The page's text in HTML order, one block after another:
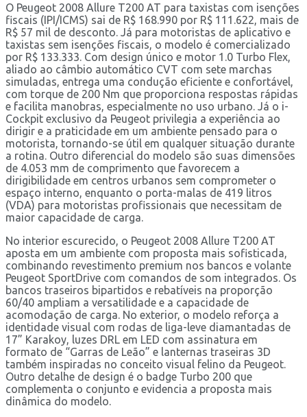
O Peugeot 2008 Allure T200 AT para taxistas com isenções
fiscais (IPI/ICMS) sai de R$ 168.990 por R$ 111.622, mais de
R$ 57 mil de desconto. Já para motoristas de aplicativo e
taxistas sem isenções fiscais, o modelo é comercializado
por R$ 133.333. Com design único e motor 1.0 Turbo Flex,
aliado ao câmbio automático CVT com sete marchas
simuladas, entrega uma condução eficiente e confortável,
com torque de 200 Nm que proporciona respostas rápidas
e facilita manobras, especialmente no uso urbano. Já o i-
Cockpit exclusivo da Peugeot privilegia a experiência ao
dirigir e a praticidade em um ambiente pensado para o
motorista, tornando-se útil em qualquer situação durante
a rotina. Outro diferencial do modelo são suas dimensões
de 4.053 mm de comprimento que favorecem a
dirigibilidade em centros urbanos sem comprometer o
espaço interno, enquanto o porta-malas de 419 litros
(VDA) para motoristas profissionais que necessitam de
maior capacidade de carga.
No interior escurecido, o Peugeot 2008 Allure T200 AT
aposta em um ambiente com proposta mais sofisticada,
combinando revestimento premium nos bancos e volante
Peugeot SportDrive com comandos de som integrados. Os
bancos traseiros bipartidos e rebatíveis na proporção
60/40 ampliam a versatilidade e a capacidade de
acomodação de carga. No exterior, o modelo reforça a
identidade visual com rodas de liga-leve diamantadas de
17” Karakoy, luzes DRL em LED com assinatura em
formato de “Garras de Leão” e lanternas traseiras 3D
também inspiradas no conceito visual felino da Peugeot.
Outro detalhe de design é o badge Turbo 200 que
complementa o conjunto e evidencia a proposta mais
dinâmica do modelo.